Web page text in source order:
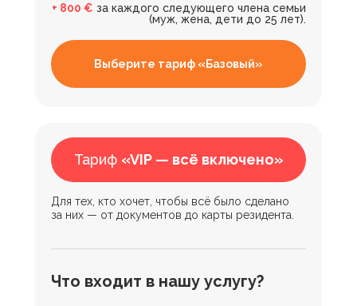
Что входит в нашу услугу?
Для тех, кто хочет, чтобы всё было сделано
за них — от документов до карты резидента.
Тариф «VIP — всё включено»
Выберите тариф «Базовый»
+ 800 € за каждого следующего члена семьи
(муж, жена, дети до 25 лет).